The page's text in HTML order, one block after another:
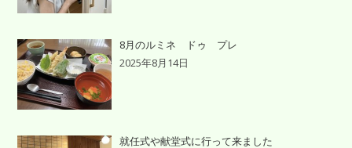
8月のルミネ ドゥ プレ
2025年8月14日
就任式や献堂式に行って来ました